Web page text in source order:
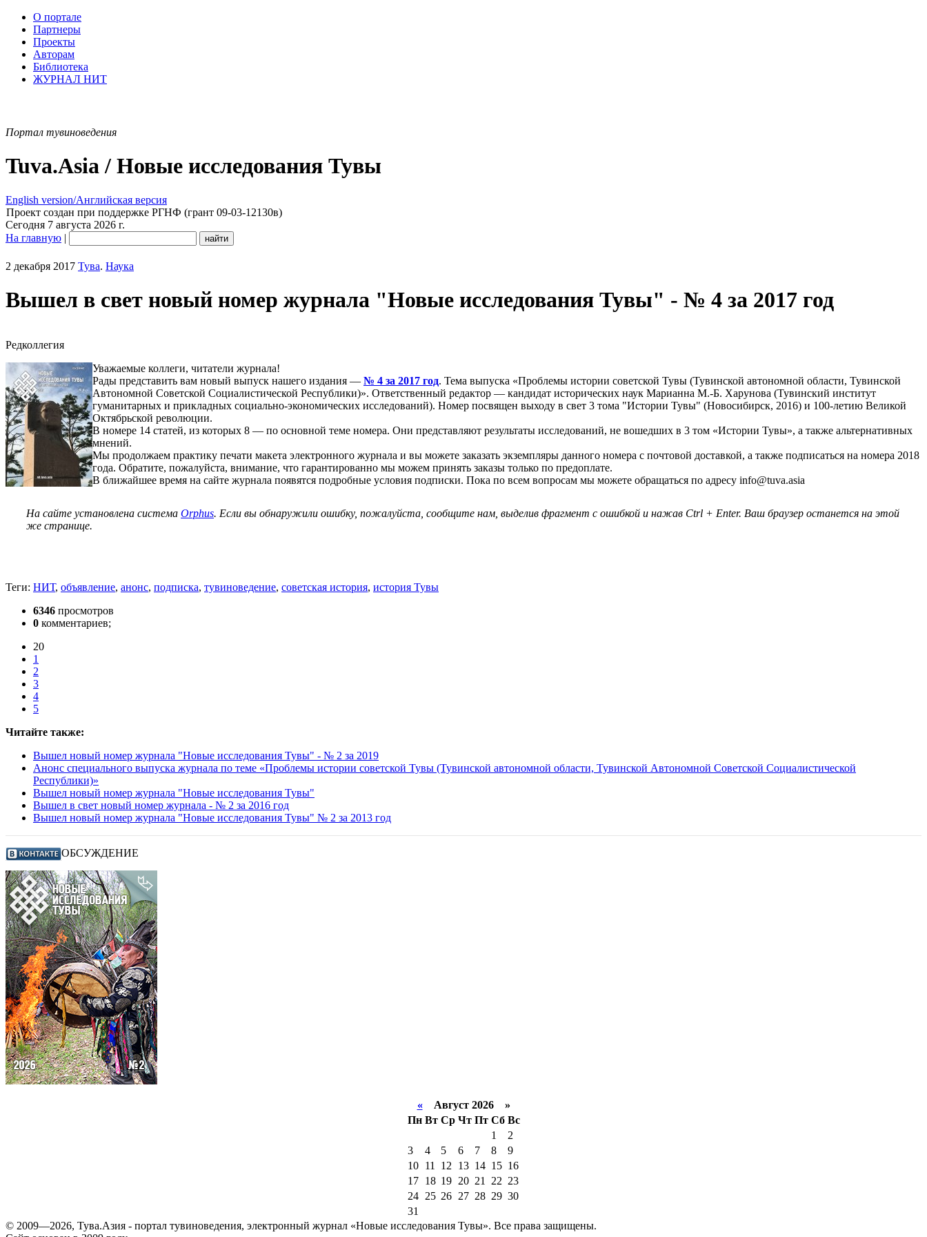
О портале
Партнеры
Проекты
Авторам
Библиотека
ЖУРНАЛ НИТ
Портал тувиноведения
Tuva.Asia / Новые исследования Тувы
English version/Английская версия
Проект создан при поддержке РГНФ (грант 09-03-12130в)
Сегодня 7 августа 2026 г.
На главную |
2 декабря 2017 Тува. Наука
Вышел в свет новый номер журнала "Новые исследования Тувы" - № 4 за 2017 год
Редколлегия
Уважаемые коллеги, читатели журнала!
Рады представить вам новый выпуск нашего издания — № 4 за 2017 год. Тема выпуска «Проблемы истории советской Тувы (Тувинской автономной области, Тувинской
Автономной Советской Социалистической Республики)». Ответственный редактор — кандидат исторических наук Марианна М.-Б. Харунова (Тувинский институт
гуманитарных и прикладных социально-экономических исследований). Номер посвящен выходу в свет 3 тома "Истории Тувы" (Новосибирск, 2016) и 100-летию Великой
Октябрьской революции.
В номере 14 статей, из которых 8 — по основной теме номера. Они представляют результаты исследований, не вошедших в 3 том «Истории Тувы», а также альтернативных
мнений.
Мы продолжаем практику печати макета электронного журнала и вы можете заказать экземпляры данного номера с почтовой доставкой, а также подписаться на номера 2018
года. Обратите, пожалуйста, внимание, что гарантированно мы можем принять заказы только по предоплате.
В ближайшее время на сайте журнала появятся подробные условия подписки. Пока по всем вопросам мы можете обращаться по адресу info@tuva.asia
На сайте установлена система Orphus. Если вы обнаружили ошибку, пожалуйста, сообщите нам, выделив фрагмент с ошибкой и нажав Ctrl + Enter. Ваш браузер останется на этой
же странице.
Теги: НИТ, объявление, анонс, подписка, тувиноведение, советская история, история Тувы
6346 просмотров
0 комментариев;
20
1
2
3
4
5
Читайте также:
Вышел новый номер журнала "Новые исследования Тувы" - № 2 за 2019
Анонс специального выпуска журнала по теме «Проблемы истории советской Тувы (Тувинской автономной области, Тувинской Автономной Советской Социалистической
Республики)»
Вышел новый номер журнала "Новые исследования Тувы"
Вышел в свет новый номер журнала - № 2 за 2016 год
Вышел новый номер журнала "Новые исследования Тувы" № 2 за 2013 год
ОБСУЖДЕНИЕ
«Август 2026 »
Пн Вт Ср Чт Пт Сб Вс
1
2
3
4 5 6 7 8
9
10
11 12 13 14 15 16
17
18 19 20 21 22 23
24
25 26 27 28 29 30
31
© 2009—2026, Тува.Азия - портал тувиноведения, электронный журнал «Новые исследования Тувы». Все права защищены.